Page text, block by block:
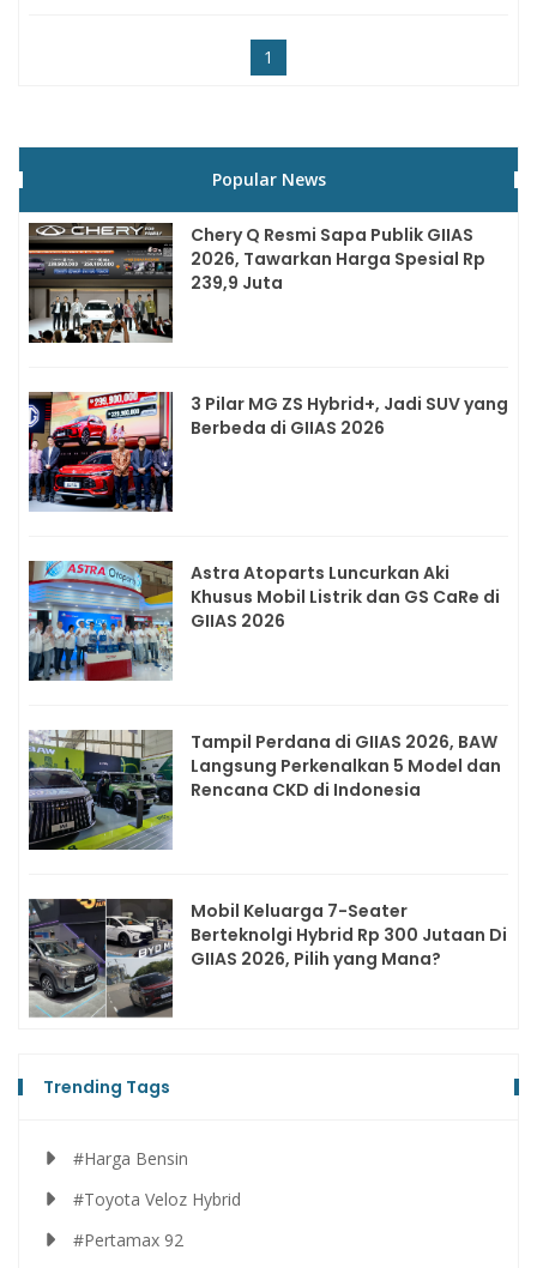
1
Popular News
Chery Q Resmi Sapa Publik GIIAS
2026, Tawarkan Harga Spesial Rp
239,9 Juta
3 Pilar MG ZS Hybrid+, Jadi SUV yang
Berbeda di GIIAS 2026
Astra Atoparts Luncurkan Aki
Khusus Mobil Listrik dan GS CaRe di
GIIAS 2026
Tampil Perdana di GIIAS 2026, BAW
Langsung Perkenalkan 5 Model dan
Rencana CKD di Indonesia
Mobil Keluarga 7-Seater
Berteknolgi Hybrid Rp 300 Jutaan Di
GIIAS 2026, Pilih yang Mana?
Trending Tags
#Harga Bensin
#Toyota Veloz Hybrid
#Pertamax 92